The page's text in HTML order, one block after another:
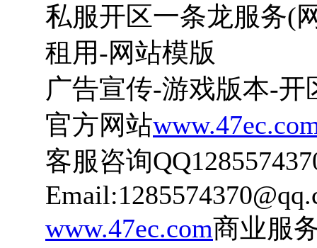
私服开区一条龙服务(
租用-网站模版
广告宣传-游戏版本-开
官方网站
客服咨询
www.47ec.com商业服